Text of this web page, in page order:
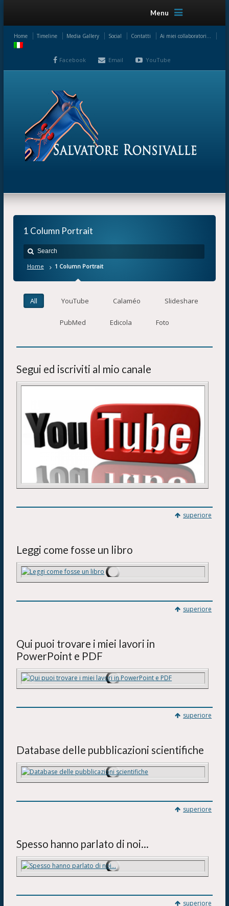
Menu
Home Timeline Media Gallery Social Contatti Ai miei collaboratori…
Facebook Email YouTube
1 Column Portrait
Home 1 Column Portrait
All YouTube Calaméo Slideshare
PubMed Edicola Foto
Segui ed iscriviti al mio canale
superiore
Leggi come fosse un libro
superiore
Qui puoi trovare i miei lavori in
PowerPoint e PDF
superiore
Database delle pubblicazioni scientifiche
superiore
Spesso hanno parlato di noi...
superiore